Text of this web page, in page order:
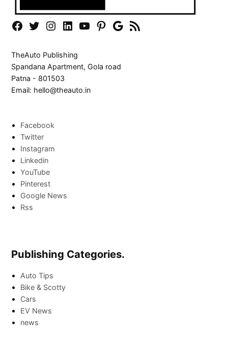
FacebookTwitterInstagram
LinkedinYouTubePinterestGoogle
Rss
TheAuto Publishing
Spandana Apartment, Gola road
Patna - 801503
Email: hello@theauto.in
Facebook
Twitter
Instagram
Linkedin
YouTube
Pinterest
Google News
Rss
Publishing Categories.
Auto Tips
Bike & Scotty
Cars
EV News
news